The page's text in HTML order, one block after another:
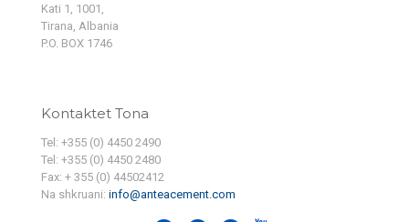
Kati 1, 1001,
Tirana, Albania
P.O. BOX 1746
Kontaktet Tona
Tel: +355 (0) 4450 2490
Tel: +355 (0) 4450 2480
Fax: + 355 (0) 44502412
Na shkruani: info@anteacement.com